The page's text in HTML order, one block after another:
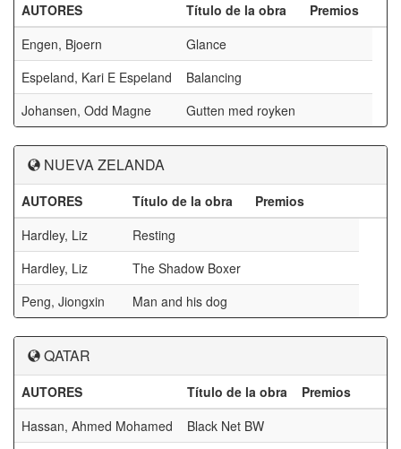
AUTORES Título de la obra
Premios
Engen, Bjoern
Glance
Espeland, Kari E Espeland
Balancing
Johansen, Odd Magne
Gutten med royken
NUEVA ZELANDA
AUTORES Título de la obra
Premios
Hardley, Liz
Resting
Hardley, Liz
The Shadow Boxer
Peng, Jiongxin
Man and his dog
QATAR
AUTORES Título de la obra
Premios
Hassan, Ahmed Mohamed
Black Net BW